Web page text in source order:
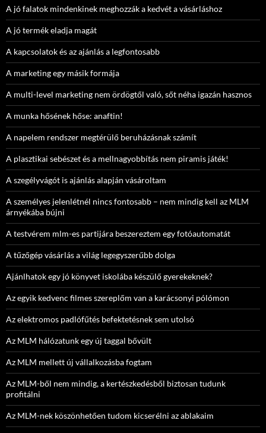
A jó falatok mindenkinek meghozzák a kedvét a vásárláshoz
A jó termék eladja magát
A kapcsolatok és az ajánlás a legfontosabb
A marketing egy másik formája
A multi-level marketing nem ördögtől való, sőt néha igazán hasznos
A munka hősének hőse: anaftin!
A napelem rendszer megtérülő beruházásnak számít
A plasztikai sebészet és a mellnagyobbítás nem piramis játék!
A szegélyvágót is ajánlás alapján vásároltam
A személyes jelenlétnél nincs fontosabb – nem mindig kell az MLM
árnyékába bújni
A testvérem mlm-es partijára beszereztem egy fotóautomatát
A tűzőgép vásárlás a világ legegyszerűbb dolga
Ajánlhatok egy jó könyvet iskolába készülő gyerekeknek?
Az egyik kedvenc filmes szereplőm van a karácsonyi pólómon
Az elektromos padlófűtés befektetésnek sem utolsó
Az MLM hálózatunk egy új taggal bővült
Az MLM mellett új vállalkozásba fogtam
Az MLM-ből nem mindig, a kertészkedésből biztosan tudunk
profitálni
Az MLM-nek köszönhetően tudom kicserélni az ablakaim